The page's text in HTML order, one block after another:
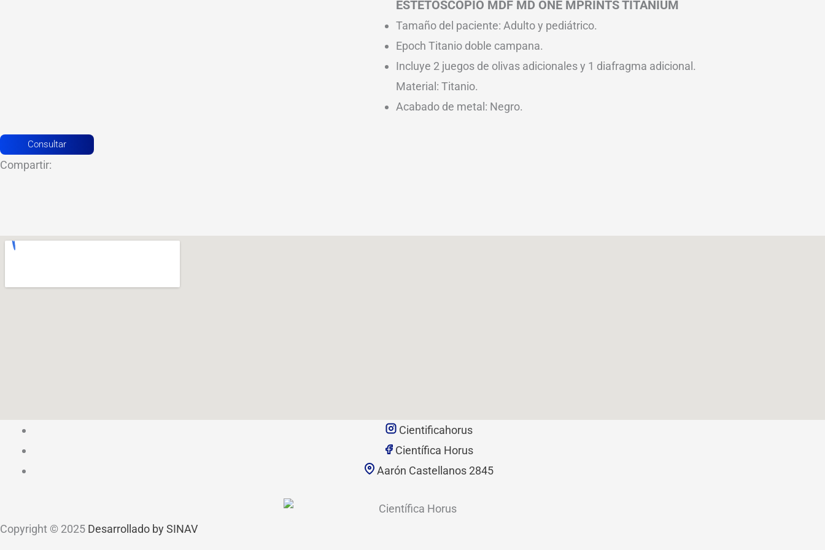
ESTETOSCOPIO MDF MD ONE MPRINTS TITANIUM
Tamaño del paciente: Adulto y pediátrico.
Epoch Titanio doble campana.
Incluye 2 juegos de olivas adicionales y 1 diafragma adicional.
Material: Titanio.
Acabado de metal: Negro.
Consultar
Compartir:
Cientificahorus
Científica Horus
Aarón Castellanos 2845
Copyright © 2025 Desarrollado by SINAV